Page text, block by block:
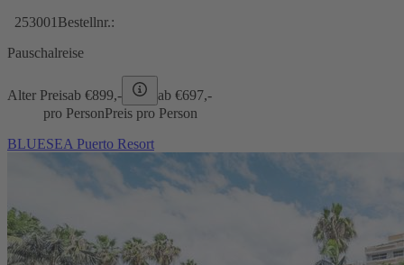
253001 Bestellnr.:
Pauschalreise
Alter Preisab €899,- ab €697,-
pro PersonPreis pro Person
BLUESEA Puerto Resort